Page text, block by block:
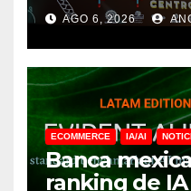
AGO 6, 2026
ECOMMERCE IA/AI
Banca
ranking de IA